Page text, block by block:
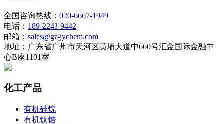
全国咨询热线： 020-6667-1949
电话： 189-2243-9442
邮箱： sales@gz-jychem.com
地址：广东省广州市天河区黄埔大道中660号汇金国际金融中
心B座1101室
化工产品
有机硅烷
有机钛锆